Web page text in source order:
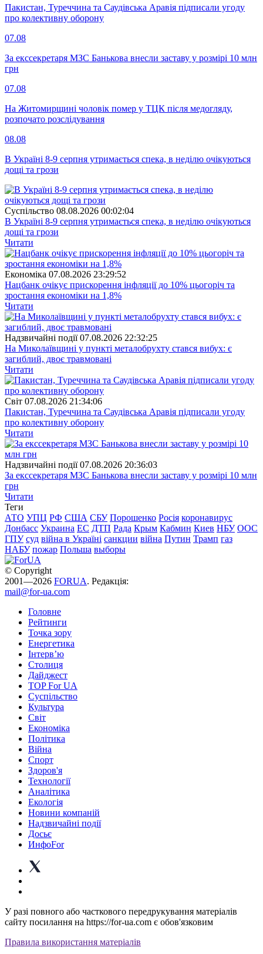
Пакистан, Туреччина та Саудівська Аравія підписали угоду
про колективну оборону
07.08
За екссекретаря МЗС Банькова внесли заставу у розмірі 10 млн
грн
07.08
На Житомирщині чоловік помер у ТЦК після медогляду,
розпочато розслідування
08.08
В Україні 8-9 серпня утримається спека, в неділю очікуються
дощі та грози
Суспiльство 08.08.2026 00:02:04
В Україні 8-9 серпня утримається спека, в неділю очікуються
дощі та грози
Читати
Економіка 07.08.2026 23:29:52
Нацбанк очікує прискорення інфляції до 10% цьогоріч та
зростання економіки на 1,8%
Читати
Надзвичайні події 07.08.2026 22:32:25
На Миколаївщині у пункті металобрухту стався вибух: є
загиблий, двоє травмовані
Читати
Свiт 07.08.2026 21:34:06
Пакистан, Туреччина та Саудівська Аравія підписали угоду
про колективну оборону
Читати
Надзвичайні події 07.08.2026 20:36:03
За екссекретаря МЗС Банькова внесли заставу у розмірі 10 млн
грн
Читати
Теги
АТО УПЦ РФ США СБУ Порошенко Росія коронавирус
Донбасс Украина ЕС ДТП Рада Крым Кабмин Киев НБУ ООС
ГПУ суд війна в Україні санкции війна Путин Трамп газ
НАБУ пожар Польша выборы
© Copyright
2001—2026 FORUA. Редакція:
mail@for-ua.com
Головне
Рейтинги
Точка зору
Енергетика
Інтерв’ю
Столиця
Дайджест
TOP For UA
Суспiльство
Культура
Світ
Економіка
Політика
Війна
Спорт
Здоров'я
Технології
Аналітика
Екологія
Новини компаній
Надзвичайні події
Досьє
ИнфоFor
У разі повного або часткового передрукування матеріалів
сайту посилання на https://for-ua.com є обов'язковим
Правила використання матеріалів